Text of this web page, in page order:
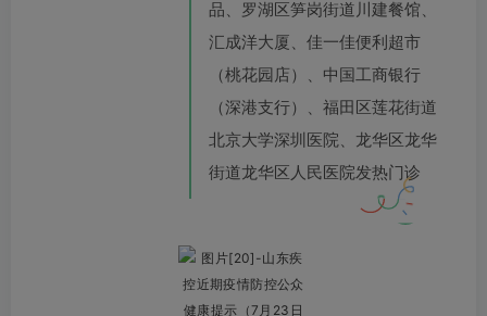
品、罗湖区笋岗街道川建餐馆、
汇成洋大厦、佳一佳便利超市
（桃花园店）、中国工商银行
（深港支行）、福田区莲花街道
北京大学深圳医院、龙华区龙华
街道龙华区人民医院发热门诊